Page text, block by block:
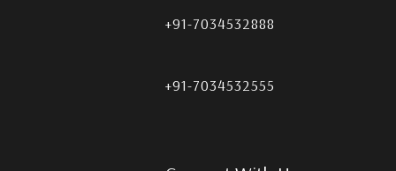
+91-7034532888
+91-7034532555